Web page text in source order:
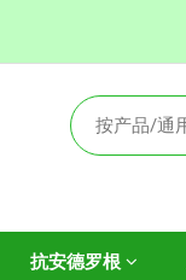
抗安德罗根